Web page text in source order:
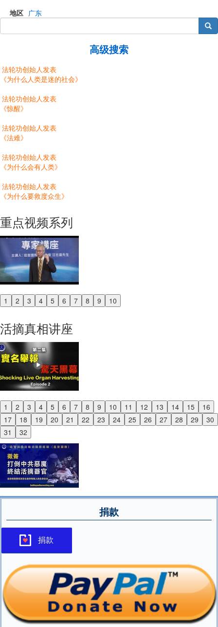
地区 广东
搜索
高级搜索
法轮功创始人发表
《为什么人类是迷的社会》
法轮功创始人发表
《惊醒》
法轮功创始人发表
《法难》
法轮功创始人发表
《为什么会有人类》
法轮功创始人发表
《为什么要救度众生》
重点视频系列
1 2 3 4 5 6 7 8 9 10
Previous
活摘真相讲座
1 2 3 4 5 6 7 8 9 10 11 12 13 14 15
16
17
18 19 20 21 22 23 24 25 26 27 28 29
30
31
32
Previous
Next
捐款
捐款